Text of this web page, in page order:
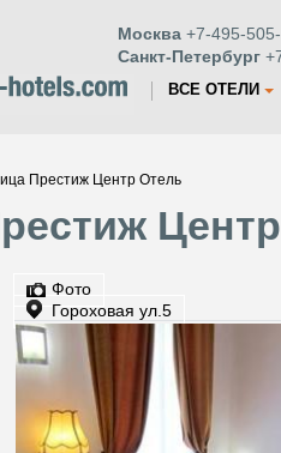
Москва +7-495-
Санкт-Петербург
ВСЕ ОТЕЛИ
Престиж Центр Отель
Фото
Гороховая ул.5